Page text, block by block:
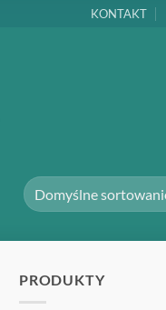
KONTAKT
PRODUKTY